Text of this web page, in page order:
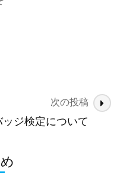
次の投稿
ジ検定について